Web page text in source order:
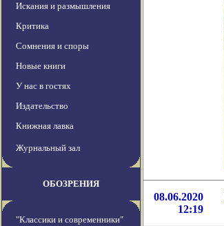
Искания и размышления
Критика
Сомнения и споры
Новые книги
У нас в гостях
Издательство
Книжная лавка
Журнальный зал
ОБОЗРЕНИЯ
"Классики и современники"
08.06.2020
12:19